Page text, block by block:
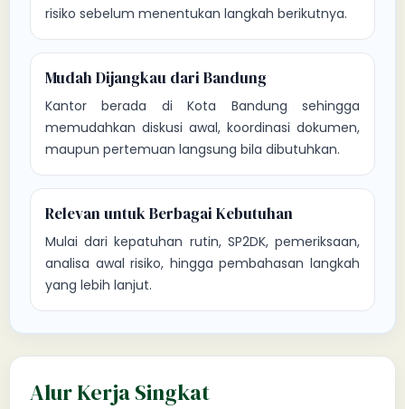
risiko sebelum menentukan langkah berikutnya.
Mudah Dijangkau dari Bandung
Kantor berada di Kota Bandung sehingga
memudahkan diskusi awal, koordinasi dokumen,
maupun pertemuan langsung bila dibutuhkan.
Relevan untuk Berbagai Kebutuhan
Mulai dari kepatuhan rutin, SP2DK, pemeriksaan,
analisa awal risiko, hingga pembahasan langkah
yang lebih lanjut.
Alur Kerja Singkat